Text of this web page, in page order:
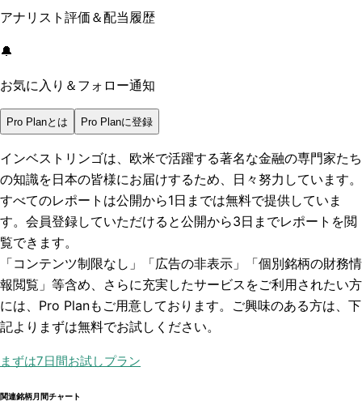
アナリスト評価＆配当履歴
🔔
お気に入り＆フォロー通知
Pro Planとは Pro Planに登録
インベストリンゴは、欧米で活躍する著名な金融の専門家たち
の知識を日本の皆様にお届けするため、日々努力しています。
すべてのレポートは公開から1日までは無料で提供していま
す。会員登録していただけると公開から3日までレポートを閲
覧できます。
「コンテンツ制限なし」「広告の非表示」「個別銘柄の財務情
報閲覧」 等含め、さらに充実したサービスをご利用されたい方
には、Pro Planもご用意しております。ご興味のある方は、下
記よりまずは無料でお試しください。
まずは7日間お試しプラン
関連銘柄月間チャート